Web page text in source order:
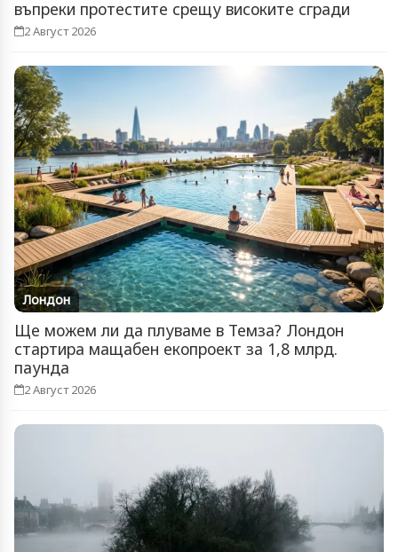
въпреки протестите срещу високите сгради
2 Август 2026
Лондон
Ще можем ли да плуваме в Темза? Лондон
стартира мащабен екопроект за 1,8 млрд.
паунда
2 Август 2026